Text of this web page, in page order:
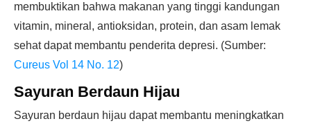
membuktikan bahwa makanan yang tinggi kandungan
vitamin, mineral, antioksidan, protein, dan asam lemak
sehat dapat membantu penderita depresi. (Sumber:
Cureus Vol 14 No. 12)
Sayuran Berdaun Hijau
Sayuran berdaun hijau dapat membantu meningkatkan